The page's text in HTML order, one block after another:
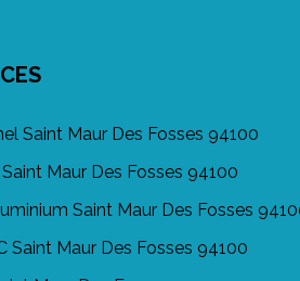
Saint Maur Des Fosses 94100
Maur Des Fosses 94100
Saint Maur Des Fosses
Saint Maur Des Fosses 94100